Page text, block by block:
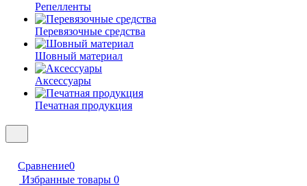
Репелленты
Перевязочные средства
Шовный материал
Аксессуары
Печатная продукция
Сравнение0
Избранные товары 0